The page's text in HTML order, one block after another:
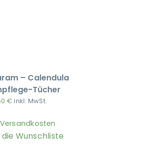
– Calendula
Tücher
€ inkl. MwSt.
Versandkosten
die Wunschliste